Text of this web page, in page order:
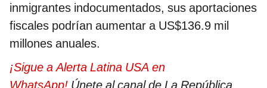
inmigrantes indocumentados, sus aportaciones
fiscales podrían aumentar a US$136.9 mil
millones anuales.
¡Sigue a Alerta Latina USA en
WhatsApp! Únete al canal de La República